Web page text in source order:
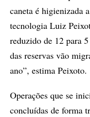
caneta é higienizada
tecnologia Luiz
reduzido de 12 para
das reservas vão
ano”, estima Peixoto.
Operações que se
concluídas de forma